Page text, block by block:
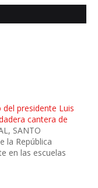
presidente Luis
cantera de
SANTO
la República
en las escuelas